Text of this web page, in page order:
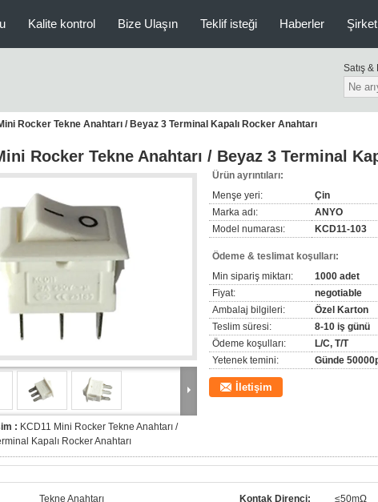
Kalite kontrol Bize Ulaşın Teklif isteği Haberler
Satış &
Rocker Tekne Anahtarı / Beyaz 3 Terminal Kapalı Rocker Anahtarı
Rocker Tekne Anahtarı / Beyaz 3 Terminal
: KCD11 Mini Rocker Tekne Anahtarı /
Kapalı Rocker Anahtarı
Ürün ayrıntıları:
Menşe yeri:
Çin
Marka adı:
ANYO
Model numarası:
KCD11-103
Ödeme & teslimat koşulları:
Min sipariş miktarı:
1000 adet
Fiyat:
negotiable
Ambalaj bilgileri:
Özel Karton
Teslim süresi:
8-10 iş günü
Ödeme koşulları:
L/C, T/T
Yetenek temini:
Günde
İletişim
Tekne Anahtarı Kontak Direnci: ≤50mΩ